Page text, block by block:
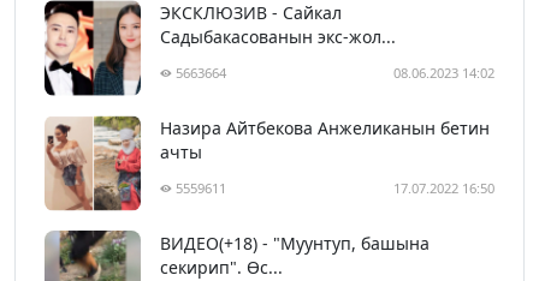
ЭКСКЛЮЗИВ - Сайкал
Садыбакасованын экс-жол...
5663664 08.06.2023 14:02
Назира Айтбекова Анжеликанын бетин
ачты
5559611 17.07.2022 16:50
ВИДЕО(+18) - "Муунтуп, башына
секирип". Өс...